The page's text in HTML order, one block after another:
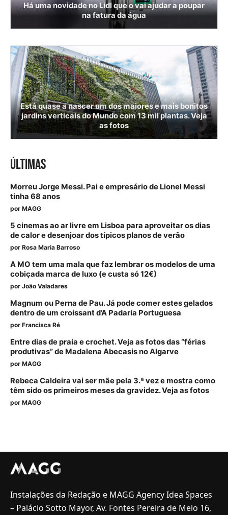
Há uma novidade no Lidl que o vai ajudar a poupar
na fatura da água
Está quase a nascer um dos maiores e mais bonitos
jardins verticais do Mundo com 13 mil plantas. Veja
as fotos
ÚLTIMAS
Morreu Jorge Messi. Pai e empresário de Lionel Messi
tinha 68 anos
por MAGG
5 cinemas ao ar livre em Lisboa para aproveitar os dias
de calor e desenjoar dos típicos planos de verão
por Rosa Maria Barroso
A MO tem uma mala que faz lembrar os modelos de uma
cobiçada marca de luxo (e custa só 12€)
por João Valadares
Magnum ou Perna de Pau. Já pode comer estes gelados
dentro de um croissant d’A Padaria Portuguesa
por Francisca Ré
Entre dias de praia e crochet. Veja as fotos das “férias
produtivas” de Madalena Abecasis no Algarve
por MAGG
Rebeca Caldeira vai ser mãe pela 3.ª vez e mostra como
têm sido os primeiros meses da gravidez. Veja as fotos
por MAGG
Instalações da Redação e MAGG Agency Idea Spaces
– Palácio Sotto Mayor, Av. Fontes Pereira de Melo 16,